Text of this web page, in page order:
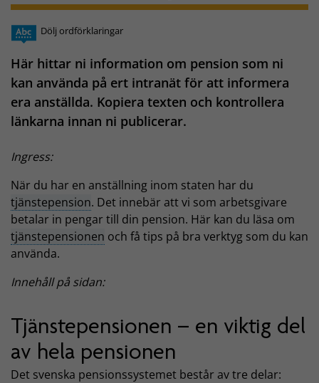
Dölj ordförklaringar
Här hittar ni information om pension som ni
kan använda på ert intranät för att informera
era anställda. Kopiera texten och kontrollera
länkarna innan ni publicerar.
Ingress:
När du har en anställning inom staten har du
tjänstepension. Det innebär att vi som arbetsgivare
betalar in pengar till din pension. Här kan du läsa om
tjänstepensionen och få tips på bra verktyg som du kan
använda.
Innehåll på sidan:
Tjänstepensionen – en viktig del
av hela pensionen
Det svenska pensionssystemet består av tre delar: